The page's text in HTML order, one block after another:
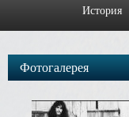
История
Фотогалерея